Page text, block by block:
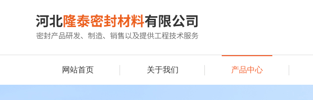
网站首页 关于我们 产品中心